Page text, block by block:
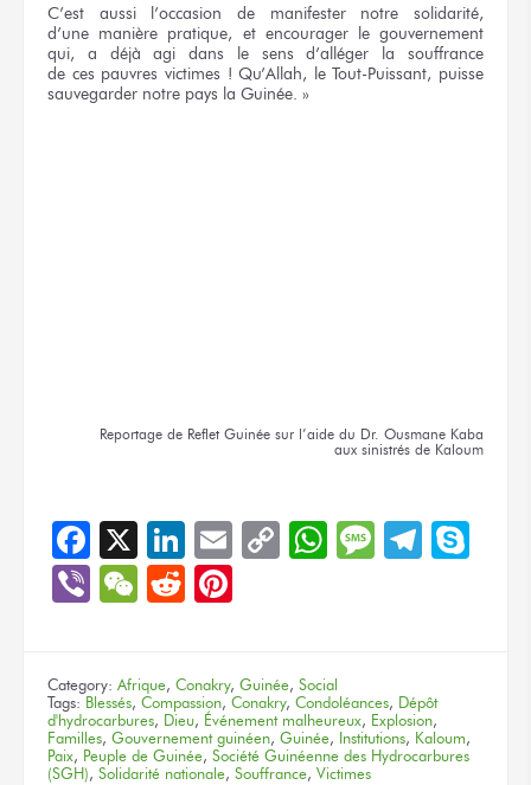
C’est aussil’occasionde manifester
notre solidarité,
d’une manière pratique, et encourager le gouvernement
qui, a déjà agidans le sens d’alléger la souffrance
de ces pauvres victimes ! Qu’Allah, le Tout-Puissant, puisse
sauvegarder notre pays la Guinée. »
Reportage de Reflet Guinée sur l’aide du Dr. Ousmane Kaba
aux sinistrés de Kaloum
Facebook
X LinkedIn
EmailCopyWhatsApp
Message
ViberWeChat
Reddit
Category: Afrique, Conakry, Guinée, Social
Tags: Blessés, Compassion, Conakry, Condoléances, Dépôt
d'hydrocarbures, Dieu, Événement malheureux, Explosion,
Familles, Gouvernement guinéen, Guinée, Institutions, Kaloum,
Paix, Peuple de Guinée, Société Guinéenne des Hydrocarbures
(SGH), Solidarité nationale, Souffrance, Victimes